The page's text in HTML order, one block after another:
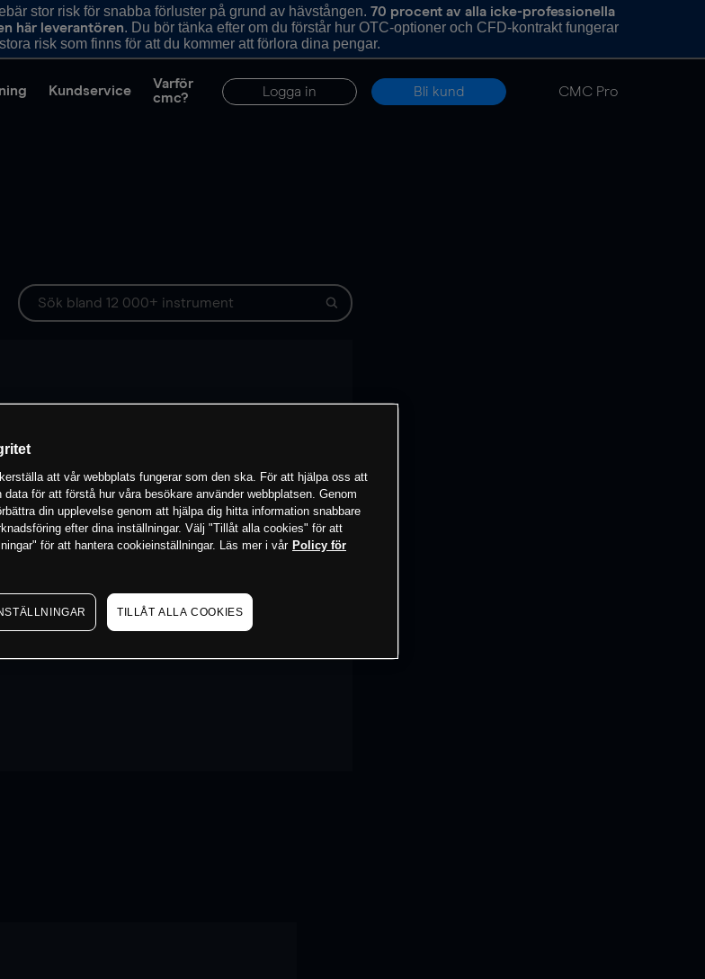
stor risk för snabba förluster på grund av hävstången. 70 procent av alla icke-professionella
här leverantören. Du bör tänka efter om du förstår hur OTC-optioner och CFD-kontrakt fungerar
risk som finns för att du kommer att förlora dina pengar.
Kundservice
Varför
cmc?
Logga in Bli kund CMC Pro
att vår webbplats fungerar som den ska. För att hjälpa oss att
för att förstå hur våra besökare använder webbplatsen. Genom
din upplevelse genom att hjälpa dig hitta information snabbare
efter dina inställningar. Välj "Tillåt alla cookies" för att
för att hantera cookieinställningar. Läs mer i vår Policy för
TILLÅT ALLA COOKIES